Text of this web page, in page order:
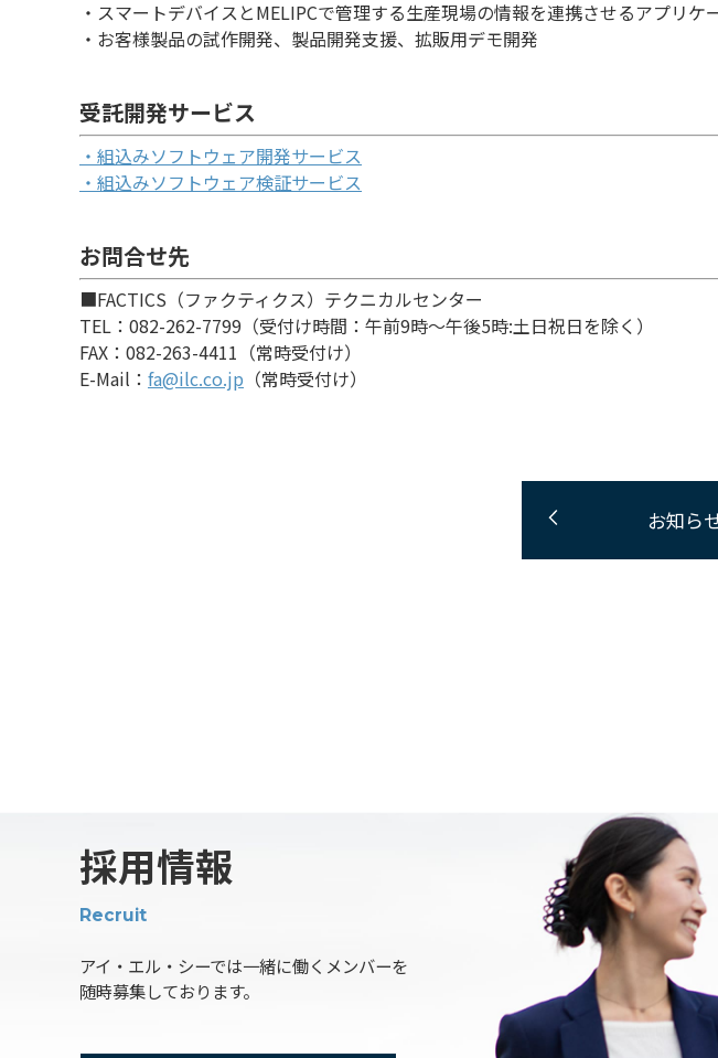
・スマートデバイスとMELIPCで管理する生産現場の情報を連携させるアプリケ
・お客様製品の試作開発、製品開発支援、拡販用デモ開発
受託開発サービス
・組込みソフトウェア開発サービス
・組込みソフトウェア検証サービス
お問合せ先
■FACTICS（ファクティクス）テクニカルセンター
TEL：082-262-7799（受付け時間：午前9時～午後5時:土日祝日を除く）
FAX：082-263-4411（常時受付け）
E-Mail： fa@ilc.co.jp （常時受付け）
お知ら
採用情報
Recruit
アイ・エル・シーでは一緒に働くメンバーを
随時募集しております。